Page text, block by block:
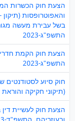
הצעת חוק הכשרות
והאפוטרופסות
בשל עבירת מעשה
התשפ"ג-2023
הצעת חוק הקמת חדרי
התשפ"ג-2023
חוק סיוע לסטודנטים
(תיקוני חקיקה והוראת
הצעת חוק לעשיית